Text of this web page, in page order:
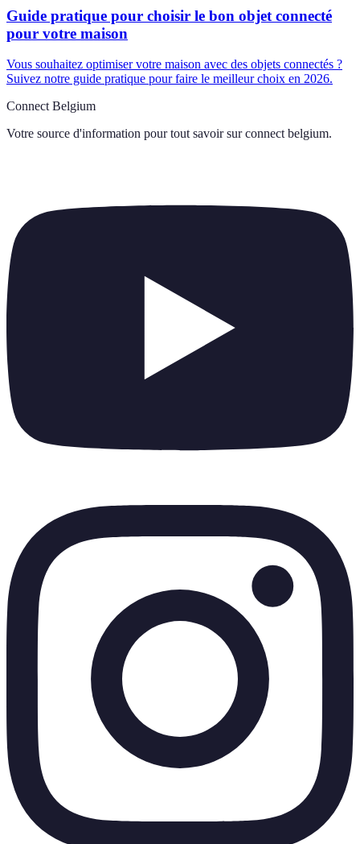
Guide pratique pour choisir le bon objet connecté
pour votre maison
Vous souhaitez optimiser votre maison avec des objets connectés ?
Suivez notre guide pratique pour faire le meilleur choix en 2026.
Connect Belgium
Votre source d'information pour tout savoir sur connect belgium.